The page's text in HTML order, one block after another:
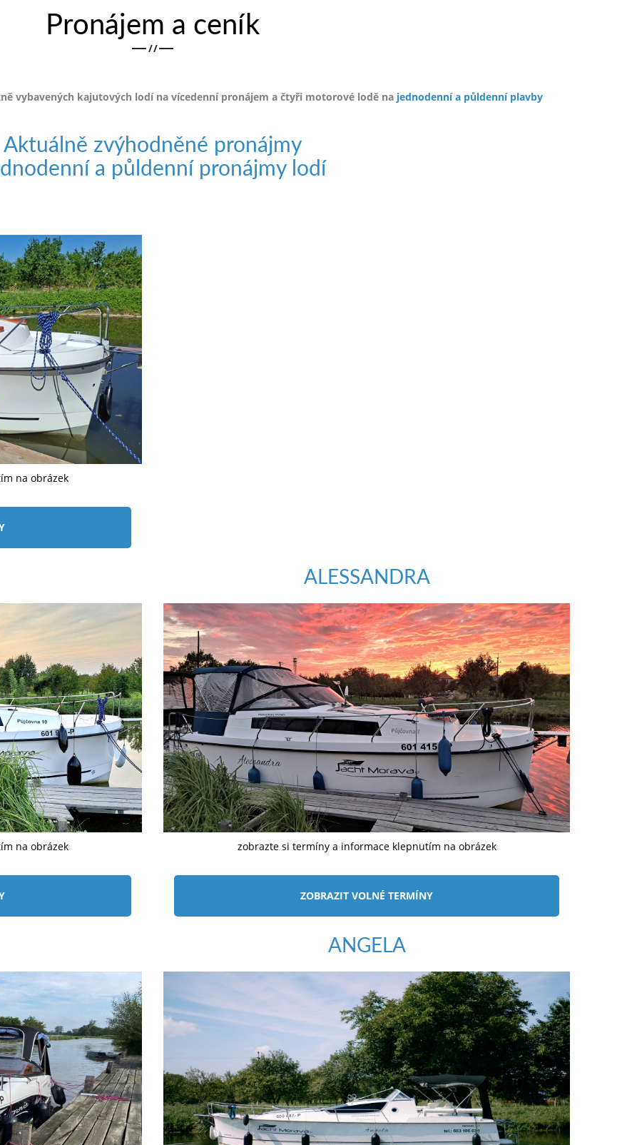
Pronájem a ceník
/ /
vybavených kajutových lodí na vícedenní pronájem a čtyři motorové lodě na jednodenní a půldenní plavby
Aktuálně zvýhodněné pronájmy
a půldenní pronájmy lodí
na obrázek
na obrázek
ALESSANDRA
zobrazte si termíny a informace klepnutím na obrázek
ZOBRAZIT VOLNÉ TERMÍNY
ANGELA